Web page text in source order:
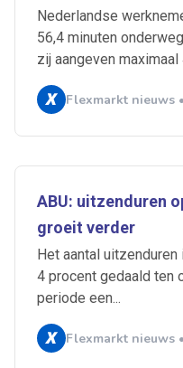
Nederlandse
56,4 minuten
zij aangeven maximaal
Flexmarkt nieuws
ABU: uitzenduren
groeit verder
Het aantal
4 procent gedaald ten
periode een...
Flexmarkt nieuws